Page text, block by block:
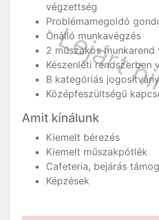
végzettség
Problémamegoldó
Önálló munkavégzés
2 műszakos munkarend
Készenléti rendszerben
B kategóriás jogosítvány
Középfeszültségű
Amit kínálunk
Kiemelt bérezés
Kiemelt műszakpótlék
Cafeteria, bejárás
Képzések